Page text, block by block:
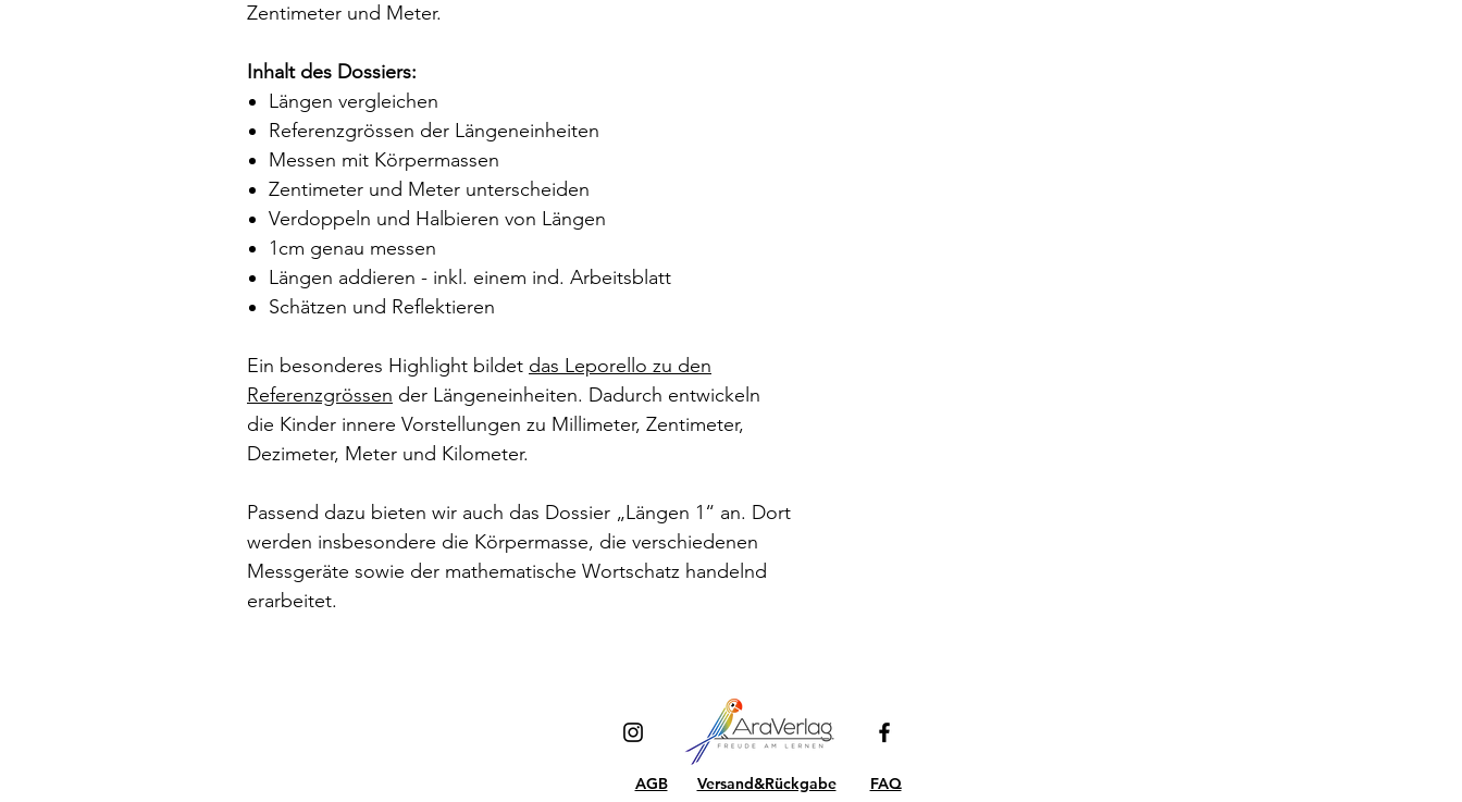
Zentimeter und Meter.
Inhalt des Dossiers:
Längen vergleichen
Referenzgrössen der Längeneinheiten
Messen mit Körpermassen
Zentimeter und Meter unterscheiden
Verdoppeln und Halbieren von Längen
1cm genau messen
Längen addieren - inkl. einem ind. Arbeitsblatt
Schätzen und Reflektieren
Ein besonderes Highlight bildet das Leporello zu den
Referenzgrössen der Längeneinheiten. Dadurch entwickeln
die Kinder innere Vorstellungen zu Millimeter, Zentimeter,
Dezimeter, Meter und Kilometer.
Passend dazu bieten wir auch das Dossier „Längen 1“ an. Dort
werden insbesondere die Körpermasse, die verschiedenen
Messgeräte sowie der mathematische Wortschatz handelnd
erarbeitet.
Versand&Rückgabe
AGB FAQ